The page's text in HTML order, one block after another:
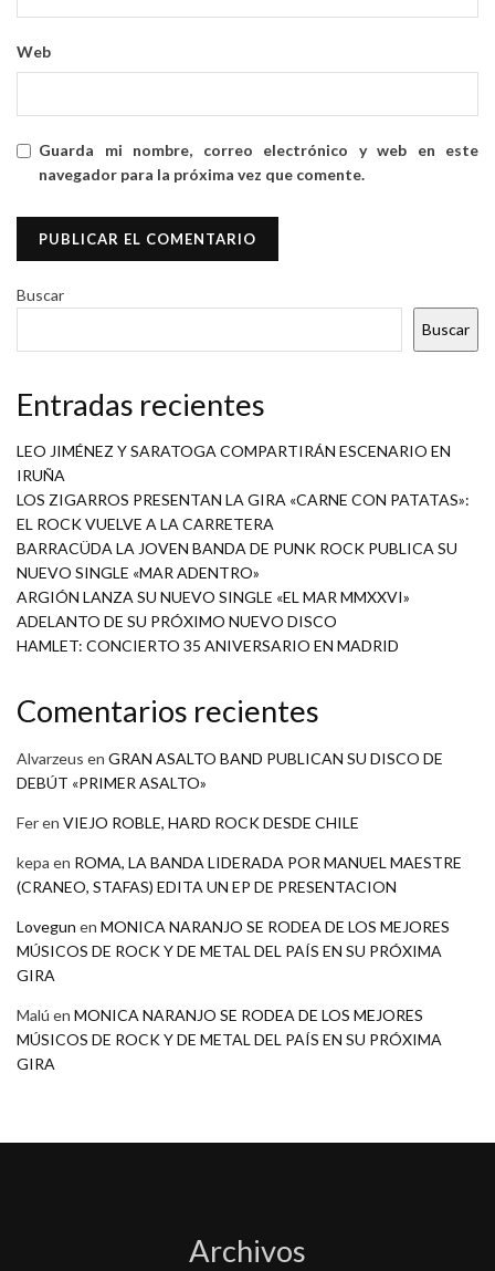
Web
Guarda mi nombre, correo electrónico y web en este
navegador para la próxima vez que comente.
Buscar
Buscar
Entradas recientes
LEO JIMÉNEZ Y SARATOGA COMPARTIRÁN ESCENARIO EN
IRUÑA
LOS ZIGARROS PRESENTAN LA GIRA «CARNE CON PATATAS»:
EL ROCK VUELVE A LA CARRETERA
BARRACÜDA LA JOVEN BANDA DE PUNK ROCK PUBLICA SU
NUEVO SINGLE «MAR ADENTRO»
ARGIÓN LANZA SU NUEVO SINGLE «EL MAR MMXXVI»
ADELANTO DE SU PRÓXIMO NUEVO DISCO
HAMLET: CONCIERTO 35 ANIVERSARIO EN MADRID
Comentarios recientes
Alvarzeus en GRAN ASALTO BAND PUBLICAN SU DISCO DE
DEBÚT «PRIMER ASALTO»
Feren VIEJO ROBLE, HARD ROCK DESDE CHILE
kepa en ROMA, LA BANDA LIDERADA POR MANUEL MAESTRE
(CRANEO, STAFAS) EDITA UN EP DE PRESENTACION
Lovegun en MONICA NARANJO SE RODEA DE LOS MEJORES
MÚSICOS DE ROCK Y DE METAL DEL PAÍS EN SU PRÓXIMA
GIRA
Malú en MONICA NARANJO SE RODEA DE LOS MEJORES
MÚSICOS DE ROCK Y DE METAL DEL PAÍS EN SU PRÓXIMA
GIRA
Archivos